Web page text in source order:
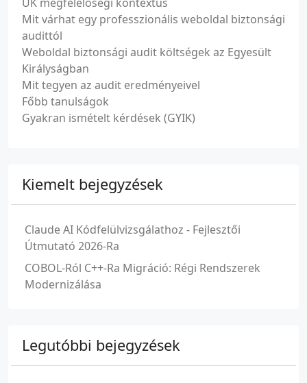
Mit várhat egy professzionális weboldal biztonsági
audittól
Weboldal biztonsági audit költségek az Egyesült
Királyságban
Mit tegyen az audit eredményeivel
Főbb tanulságok
Gyakran ismételt kérdések (GYIK)
Kiemelt bejegyzések
Claude AI Kódfelülvizsgálathoz - Fejlesztői
Útmutató 2026-Ra
COBOL-Ról C++-Ra Migráció: Régi Rendszerek
Modernizálása
Legutóbbi bejegyzések